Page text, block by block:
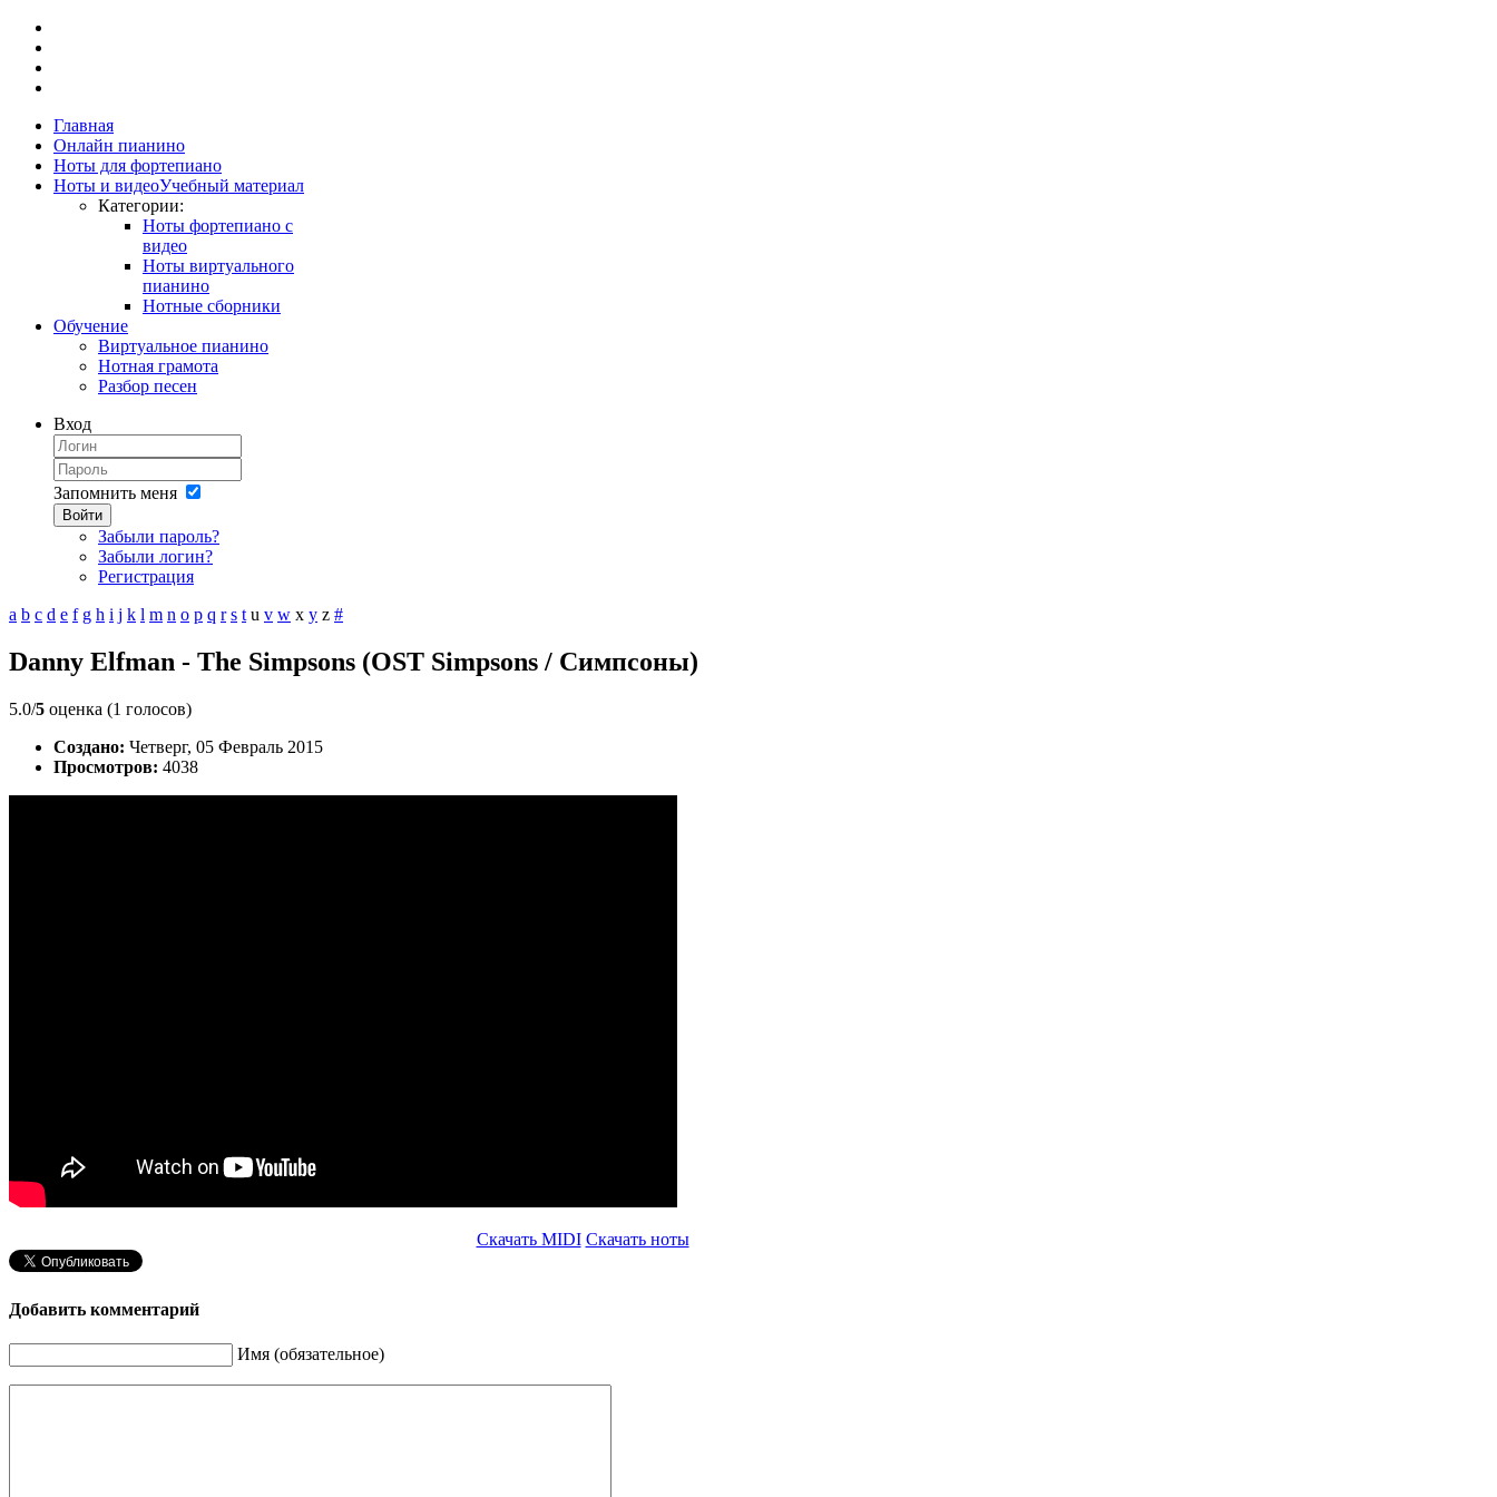
Главная
Онлайн пианино
Ноты для фортепиано
Ноты и видеоУчебный материал
Категории:
Ноты фортепиано с
видео
Ноты виртуального
пианино
Нотные сборники
Обучение
Виртуальное пианино
Нотная грамота
Разбор песен
Вход
Запомнить меня
Войти
Забыли пароль?
Забыли логин?
Регистрация
a b c d e f g h i j k l m n o p q r s t u v w x y z #
Danny Elfman - The Simpsons (OST Simpsons / Симпсоны)
5.0/5 оценка (1 голосов)
Создано: Четверг, 05 Февраль 2015
Просмотров: 4038
Скачать MIDI Скачать ноты
Добавить комментарий
Имя (обязательное)